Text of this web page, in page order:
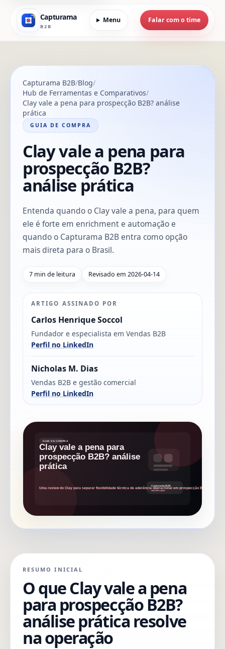
Capturama
B2B
Menu Falar com o time
Capturama B2B Blog
Hub de Ferramentas e Comparativos
Clay vale a pena para prospecção B2B? análise
prática
GUIA DE COMPRA
Clay vale a pena para
prospecção B2B?
análise prática
Entenda quando o Clay vale a pena, para quem
ele é forte em enrichment e automação e
quando o Capturama B2B entra como opção
mais direta para o Brasil.
7 min de leitura Revisado em 2026-04-14
ARTIGO ASSINADO POR
Carlos Henrique Soccol
Fundador e especialista em Vendas B2B
Perfil no LinkedIn
Nicholas M. Dias
Vendas B2B e gestão comercial
Perfil no LinkedIn
RESUMO INICIAL
O que Clay vale a pena
para prospecção B2B?
análise prática resolve
na operação